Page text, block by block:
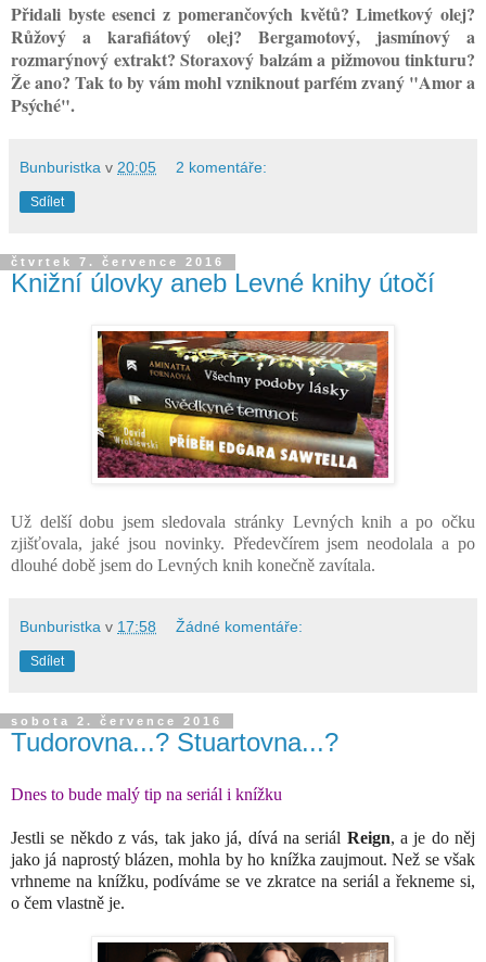
Přidali byste esenci z pomerančových květů? Limetkový olej?
Růžový a karafiátový olej? Bergamotový, jasmínový a
rozmarýnový extrakt? Storaxový balzám a pižmovou tinkturu?
Že ano? Tak to by vám mohl vzniknout parfém zvaný "Amor a
Psýché".
Bunburistka v 20:05 2 komentáře:
Sdílet
čtvrtek 7. července 2016
Knižní úlovky aneb Levné knihy útočí
Už delší dobu jsem sledovala stránky Levných knih a po očku
zjišťovala, jaké jsou novinky. Předevčírem jsem neodolala a po
dlouhé době jsem do Levných knih konečně zavítala.
Bunburistka v 17:58 Žádné komentáře:
Sdílet
sobota 2. července 2016
Tudorovna...? Stuartovna...?
Dnes to bude malý tip na seriál i knížku
Jestli se někdo z vás, tak jako já, dívá na seriál Reign, a je do něj
jako já naprostý blázen, mohla by ho knížka zaujmout.Než se však
vrhneme na knížku, podíváme se ve zkratce na seriál a řekneme si,
o čem vlastně je.